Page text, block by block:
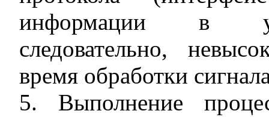
информации в
следовательно,
время обработки
5. Выполнение